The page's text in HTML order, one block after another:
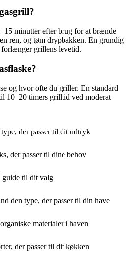
minutter efter brug for at brænde
ren, og tøm drypbakken. En grundig
forlænger grillens levetid.
og hvor ofte du griller. En standard
10–20 timers grilltid ved moderat
der passer til dit udtryk
der passer til dine behov
guide til dit valg
den type, der passer til din have
materialer i haven
der passer til dit køkken